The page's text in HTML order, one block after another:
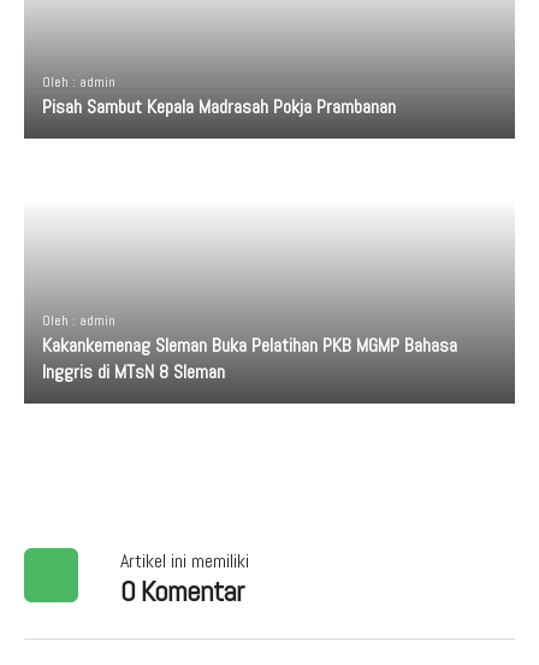
Oleh : admin
Pisah Sambut Kepala Madrasah Pokja Prambanan
Oleh : admin
Kakankemenag Sleman Buka Pelatihan PKB MGMP Bahasa
Inggris di MTsN 8 Sleman
Artikel ini memiliki
0 Komentar